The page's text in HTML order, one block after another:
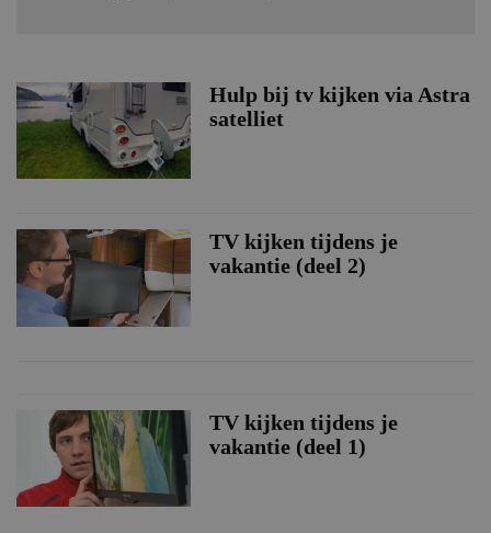
Hulp bij tv kijken via Astra
satelliet
TV kijken tijdens je
vakantie (deel 2)
TV kijken tijdens je
vakantie (deel 1)